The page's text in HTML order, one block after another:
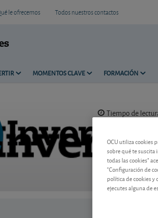
le ofrecemos Todos nuestros contactos
MOMENTOS CLAVE FORMACIÓN
Tiempo de
OCU utiliza cookies
sobre qué te suscita
todas las cookies"
"Configuración de
política de cookies
ejecutes alguna de